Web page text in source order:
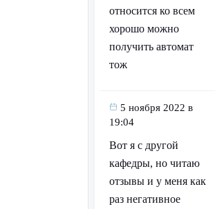
относится ко всем
хорошо можно
получить автомат
тож
5 ноября 2022 в
19:04
Вот я с другой
кафедры, но читаю
отзывы и у меня как
раз негативное